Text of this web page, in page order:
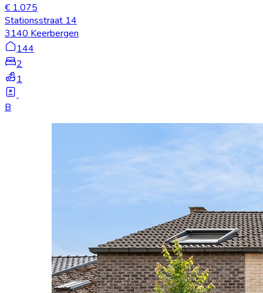
€ 1.075
Stationsstraat 14
3140 Keerbergen
144
2
1
B